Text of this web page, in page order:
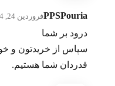
PPSPouriaفروردین 24, 1404 · 5:03 ب.ظ
درود بر شما
سپاس از خریدتون و
قدردان شما هستیم.